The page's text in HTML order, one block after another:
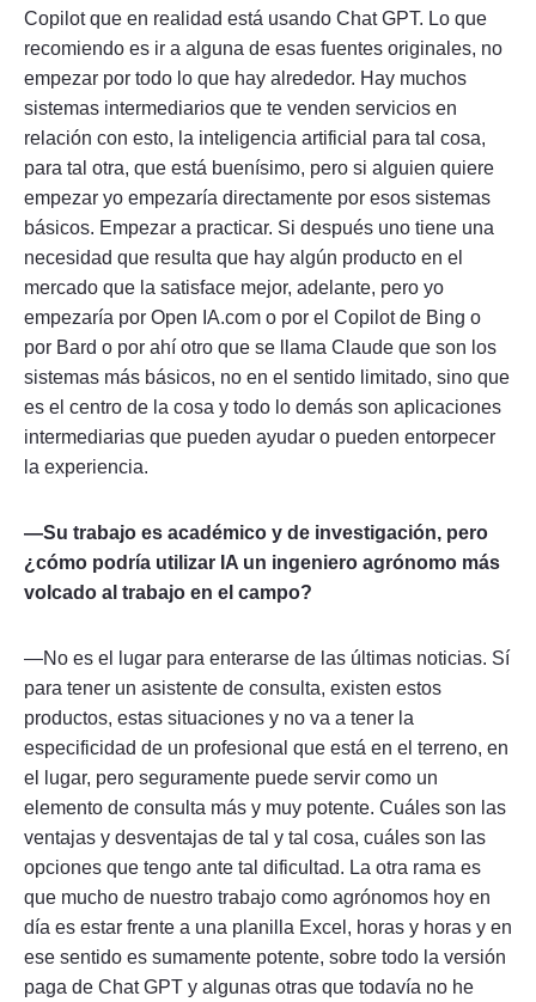
Copilot que en realidad está usando Chat GPT. Lo que
recomiendo es ir a alguna de esas fuentes originales, no
empezar por todo lo que hay alrededor. Hay muchos
sistemas intermediarios que te venden servicios en
relación con esto, la inteligencia artificial para tal cosa,
para tal otra, que está buenísimo, pero si alguien quiere
empezar yo empezaría directamente por esos sistemas
básicos. Empezar a practicar. Si después uno tiene una
necesidad que resulta que hay algún producto en el
mercado que la satisface mejor, adelante, pero yo
empezaría por Open IA.com o por el Copilot de Bing o
por Bard o por ahí otro que se llama Claude que son los
sistemas más básicos, no en el sentido limitado, sino que
es el centro de la cosa y todo lo demás son aplicaciones
intermediarias que pueden ayudar o pueden entorpecer
la experiencia.
—Su trabajo es académico y de investigación, pero
¿cómo podría utilizar IA un ingeniero agrónomo más
volcado al trabajo en el campo?
—No es el lugar para enterarse de las últimas noticias. Sí
para tener un asistente de consulta, existen estos
productos, estas situaciones y no va a tener la
especificidad de un profesional que está en el terreno, en
el lugar, pero seguramente puede servir como un
elemento de consulta más y muy potente. Cuáles son las
ventajas y desventajas de tal y tal cosa, cuáles son las
opciones que tengo ante tal dificultad. La otra rama es
que mucho de nuestro trabajo como agrónomos hoy en
día es estar frente a una planilla Excel, horas y horas y en
ese sentido es sumamente potente, sobre todo la versión
paga de Chat GPT y algunas otras que todavía no he